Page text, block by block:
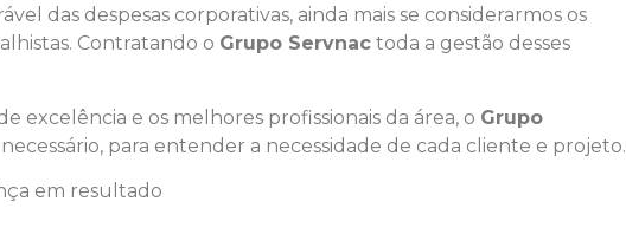
das despesas corporativas, ainda mais se considerarmos os
Contratando o Grupo Servnac toda a gestão desses
excelência e os melhores profissionais da área, o Grupo
para entender a necessidade de cada cliente e projeto.
em resultado